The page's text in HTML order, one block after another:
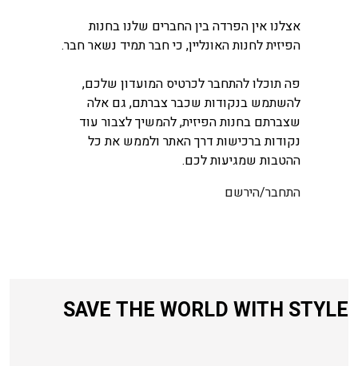
אצלנו אין הפרדה בין החברים שלנו בחנות
הפיזית לחנות האונליין, כי חבר תמיד נשאר חבר.
פה תוכלו להתחבר לכרטיס המועדון שלכם,
להשתמש בנקודות שכבר צברתם, גם אלה
שצברתם בחנות הפיזית, להמשיך לצבור עוד
נקודות ברכישות דרך האתר ולממש את כל
ההטבות שמגיעות לכם.
התחבר/הירשם
SAVE THE WORLD WITH STYLE